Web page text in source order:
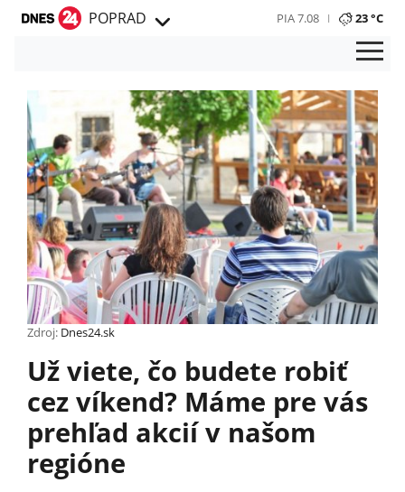
POPRAD PIA 7.08 23 °C
Zdroj: Dnes24.sk
Už viete, čo budete robiť
cez víkend? Máme pre vás
prehľad akcií v našom
regióne